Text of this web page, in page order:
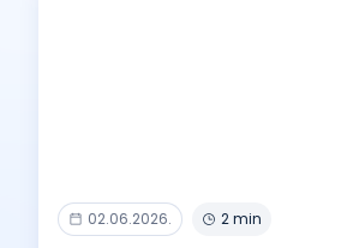
02.06.2026. 2 min